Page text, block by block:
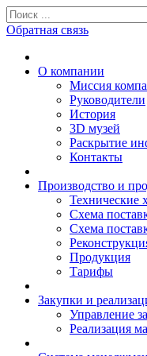
Обратная связь
О компании
Миссия
Руководители
История
3D музей
Раскрытие
Контакты
Производство и
Технические
Схема
Схема
Продукция
Тарифы
Закупки и
Управление
Реализация